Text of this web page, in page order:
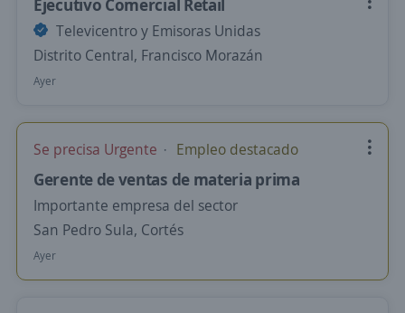
Ejecutivo Comercial Retail
Televicentro y Emisoras Unidas
Distrito Central, Francisco Morazán
Ayer
Se precisa Urgente Empleo destacado
Gerente de ventas de materia prima
Importante empresa del sector
San Pedro Sula, Cortés
Ayer